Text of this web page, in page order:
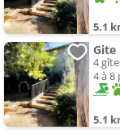
5.1
Gite
4
4 à 8
5.1